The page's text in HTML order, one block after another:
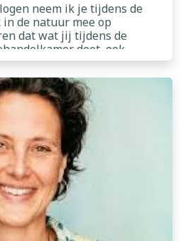
neem ik je tijdens de
de natuur mee op
dat wat jij tijdens de
doet, ook
als therapeut meer flexibel
van trauma in de
praktijk wandel ik vaak
Duinen waarbij de zee,
vaak veel
sessies. Daarnaast draag
tijdens de gesprekken
ervaringen als
NVRG, GZ psycholoog
lees meer